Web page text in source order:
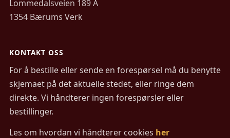
Lommedalsveien 189 A
1354 Bærums Verk
KONTAKT OSS
For å bestille eller sende en forespørsel må du benytte
skjemaet på det aktuelle stedet, eller ringe dem
direkte. Vi håndterer ingen forespørsler eller
bestillinger.
Les om hvordan vi håndterer cookies her